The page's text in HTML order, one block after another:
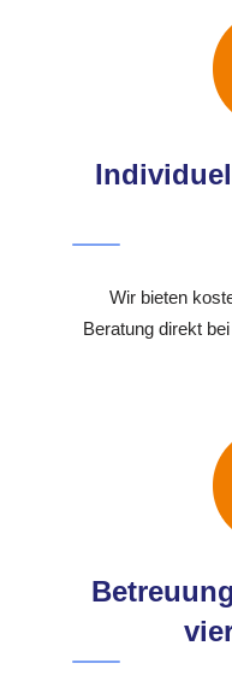
Wir bieten
Beratung direkt